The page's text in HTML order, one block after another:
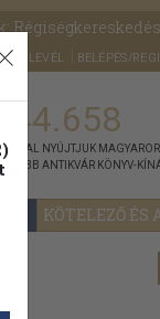
HÍRLEVÉL BELÉPÉS/
KÖTELEZŐ ÉS
NYÚJTJUK
ANTIKVÁR KÖNYV-